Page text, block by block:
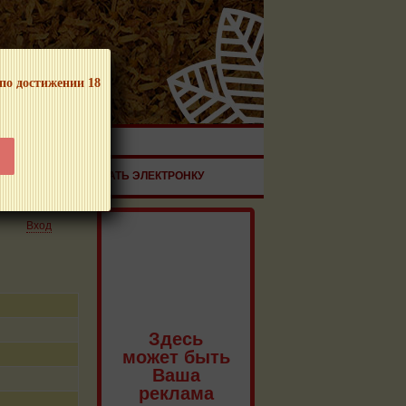
достижении 18
ПРОДУКЦИИ!
ЗАКАЗАТЬ ЭЛЕКТРОНКУ
Вход
Здесь
может быть
Ваша
реклама